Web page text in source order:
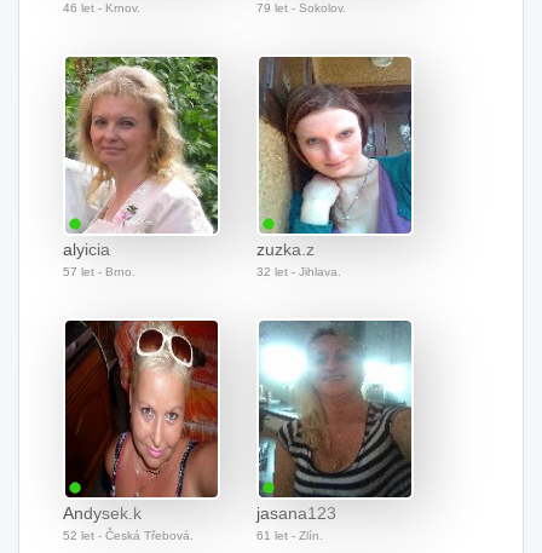
46 let - Krnov. 79 let - Sokolov.
alyicia
57 let - Brno.
zuzka.z
32 let - Jihlava.
Andysek.k
52 let - Česká Třebová.
jasana123
61 let - Zlín.